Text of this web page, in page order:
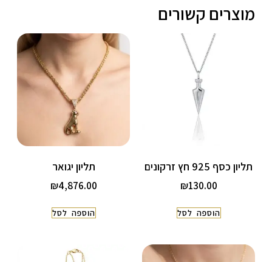
מוצרים קשורים
תליון כסף 925 חץ זרקונים
₪130.00
הוספה לסל
תליון יגואר
₪4,876.00
הוספה לסל